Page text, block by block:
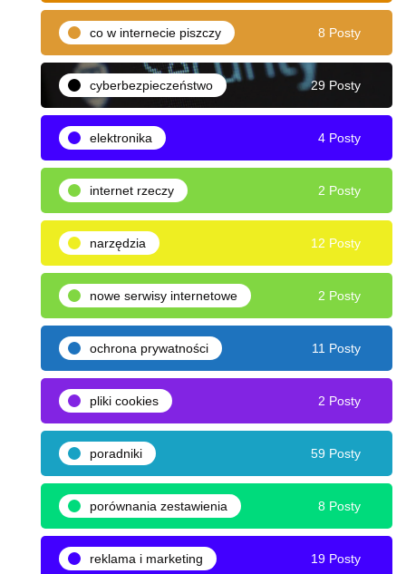
co w internecie piszczy 8 Posty
cyberbezpieczeństwo 29 Posty
elektronika 4 Posty
internet rzeczy 2 Posty
narzędzia 12 Posty
nowe serwisy internetowe 2 Posty
ochrona prywatności 11 Posty
pliki cookies 2 Posty
poradniki 59 Posty
porównania zestawienia 8 Posty
reklama i marketing 19 Posty